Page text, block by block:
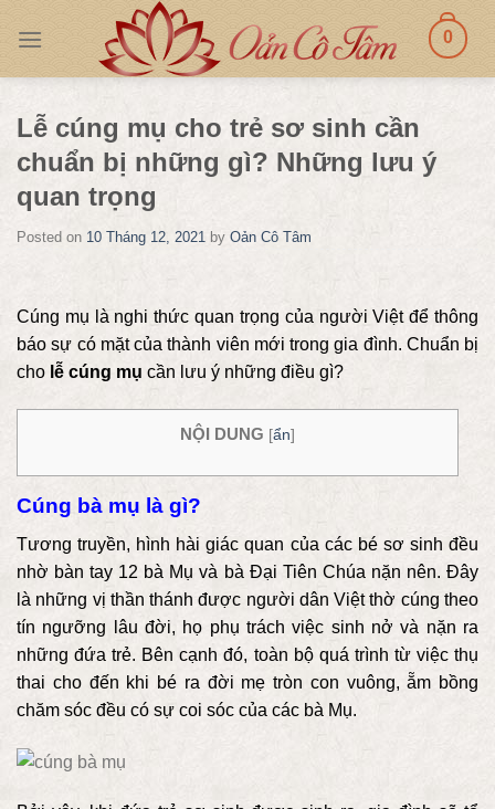
0
Lễ cúng mụ cho trẻ sơ sinh cần
chuẩn bị những gì? Những lưu ý
quan trọng
Posted on 10 Tháng 12, 2021 by Oản Cô Tâm
Cúng mụ là nghi thức quan trọng của người Việtđể thông
báo sự có mặt của thành viên mới trong gia đình. Chuẩn bị
cho lễ cúng mụ cần lưu ý những điều gì?
NỘI DUNG [ẩn]
Cúng bà mụ là gì?
Tương truyền, hình hài giác quan của các bé sơ sinh đều
nhờ bàn tay 12 bà Mụ và bà Đại Tiên Chúa nặn nên. Đây
là những vị thần thánh được người dân Việt thờ cúng theo
tín ngưỡng lâu đời, họ phụ trách việc sinh nở và nặn ra
những đứa trẻ. Bên cạnh đó, toàn bộ quá trình từ việc thụ
thai cho đến khi bé ra đời mẹ tròn con vuông, ẵm bồng
chăm sóc đều có sự coi sóc của các bà Mụ.